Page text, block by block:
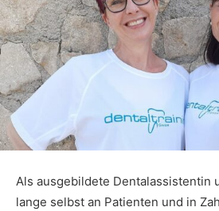
Als ausgebildete Dentalassistentin
lange selbst an Patienten und in